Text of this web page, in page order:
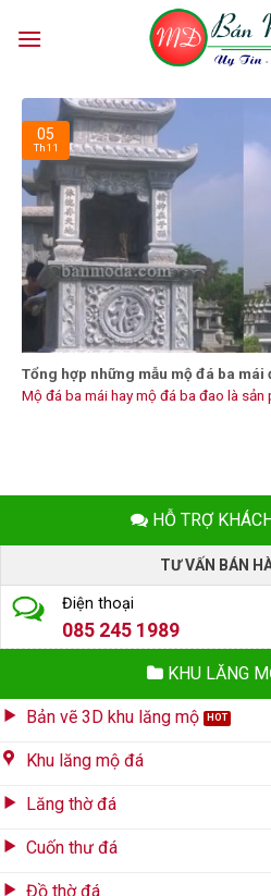
HỖ TRỢ
TƯ VẤN BÁN
Điện thoại
085 245 1989
KHU LĂNG
Bản vẽ 3D khu lăng mộ
Khu lăng mộ đá
Lăng thờ đá
Cuốn thư đá
Đồ thờ đá
Tổng hợp những mẫu mộ đá ba mái
Mộ đá ba mái hay mộ đá ba đao là sản
05
Th11